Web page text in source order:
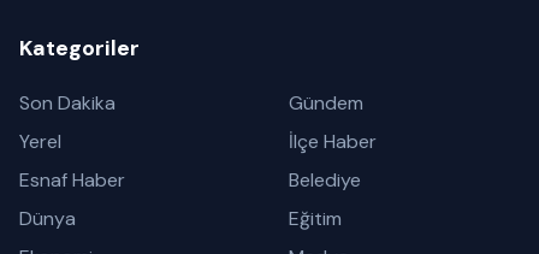
Kategoriler
Son Dakika
Gündem
Yerel
İlçe Haber
Esnaf Haber
Belediye
Dünya
Eğitim